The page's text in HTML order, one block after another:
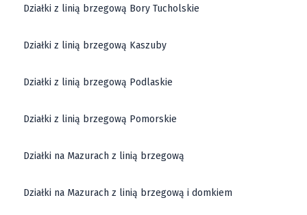
Działki z linią brzegową Bory Tucholskie
Działki z linią brzegową Kaszuby
Działki z linią brzegową Podlaskie
Działki z linią brzegową Pomorskie
Działki na Mazurach z linią brzegową
Działki na Mazurach z linią brzegową i domkiem